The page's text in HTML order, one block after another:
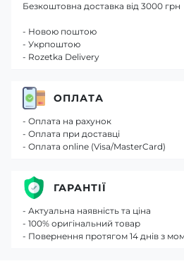
Безкоштовна доставка від 3000 грн
- Новою поштою
- Укрпоштою
- Rozetka Delivery
ОПЛАТА
- Оплата на рахунок
- Оплата при доставці
- Оплата online (Visa/MasterCard)
ГАРАНТІЇ
- Актуальна наявність та ціна
- 100% оригінальний товар
- Повернення протягом 14 днів з